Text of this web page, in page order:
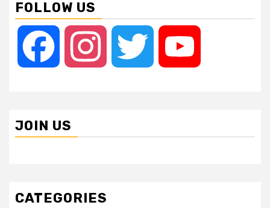
FOLLOW US
Facebook Instagram Twitter
JOIN US
CATEGORIES